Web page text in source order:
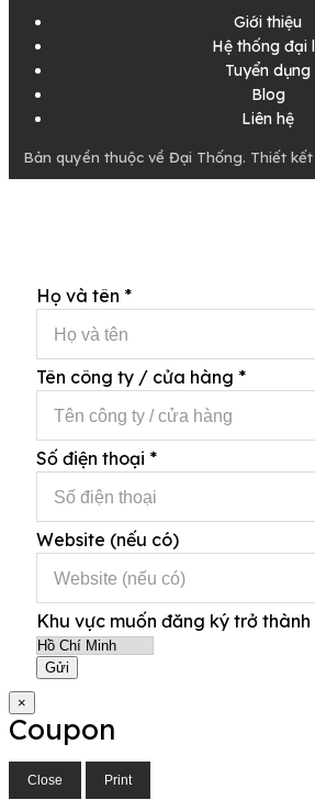
Giới thiệu
Hệ thống đại
Tuyển dụng
Blog
Liên hệ
Bản quyền thuộc về Đại Thống. Thiết
Họ và tên *
Tên công ty / cửa hàng *
Số điện thoại *
Website (nếu có)
Khu vực muốn đăng ký trở
Gửi
×
Coupon
Close Print